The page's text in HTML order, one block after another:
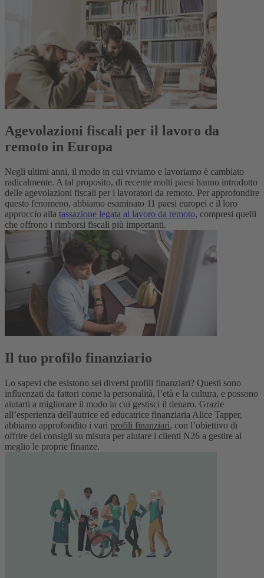
Agevolazioni fiscali per il lavoro da
remoto in Europa
Negli ultimi anni, il modo in cui viviamo e lavoriamo è cambiato
radicalmente. A tal proposito, di recente molti paesi hanno introdotto
delle agevolazioni fiscali per i lavoratori da remoto. Per approfondire
questo fenomeno, abbiamo esaminato 11 paesi europei e il loro
approccio alla tassazione legata al lavoro da remoto, compresi quelli
che offrono i rimborsi fiscali più importanti.
Il tuo profilo finanziario
Lo sapevi che esistono sei diversi profili finanziari? Questi sono
influenzati da fattori come la personalità, l’età e la cultura, e possono
aiutarti a migliorare il modo in cui gestisci il denaro. Grazie
all’esperienza dell'autrice ed educatrice finanziaria Alice Tapper,
abbiamo approfondito i vari profili finanziari, con l’obiettivo di
offrire dei consigli su misura per aiutare i clienti N26 a gestire al
meglio le proprie finanze.